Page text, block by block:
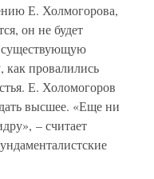
Е. Холмогорова,
он не будет
как провалились
Е. Холомогоров
высшее. «Еще ни
– считает